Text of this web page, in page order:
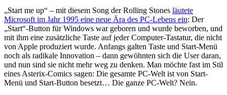
„Start me up“ – mit diesem Song der Rolling Stones läutete
Microsoft im Jahr 1995 eine neue Ära des PC-Lebens ein: Der
„Start“-Button für Windows war geboren und wurde beworben, und
mit ihm eine zusätzliche Taste auf jeder Computer-Tastatur, die nicht
von Apple produziert wurde. Anfangs galten Taste und Start-Menü
noch als radikale Innovation – dann gewöhnten sich die User daran,
und nun sind sie nicht mehr weg zu denken. Man möchte fast im Stil
eines Asterix-Comics sagen: Die gesamte PC-Welt ist von Start-
Menü und Start-Button besetzt… Die ganze PC-Welt? Nein.